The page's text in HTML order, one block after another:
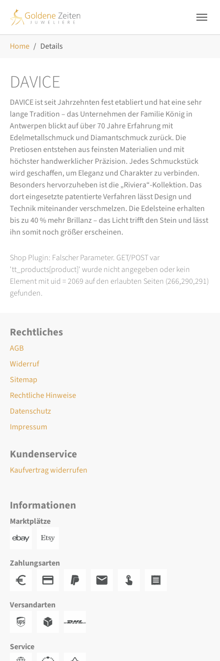
Home Details
DAVICE
DAVICE ist seit Jahrzehnten fest etabliert und hat eine sehr
lange Tradition – das Unternehmen der Familie König in
Antwerpen blickt auf über 70 Jahre Erfahrung mit
Edelmetallschmuck und Diamantschmuck zurück. Die
Pretiosen entstehen aus feinsten Materialien und mit
höchster handwerklicher Präzision. Jedes Schmuckstück
wird geschaffen, um Eleganz und Charakter zu verbinden.
Besonders hervorzuheben ist die „Riviera“-Kollektion. Das
dort eingesetzte patentierte Verfahren lässt Design und
Technik miteinander verschmelzen. Die Edelsteine erhalten
bis zu 40 % mehr Brillanz – das Licht trifft den Stein und lässt
ihn somit noch größer erscheinen.
Shop Plugin: Falscher Parameter. GET/POST var
'tt_products[product]' wurde nicht angegeben oder kein
Element mit uid = 2069 auf den erlaubten Seiten (266,290,291)
gefunden.
Rechtliches
AGB
Widerruf
Sitemap
Rechtliche Hinweise
Datenschutz
Impressum
Kundenservice
Kaufvertrag widerrufen
Informationen
Marktplätze
Zahlungsarten
Versandarten
Service